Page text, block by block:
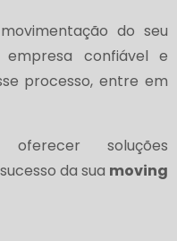
do seu
confiável e
processo, entre em
soluções
da sua moving